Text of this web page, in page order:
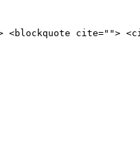
cite="">